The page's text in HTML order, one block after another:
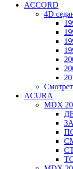
ACCORD
4D
ACURA
MDX